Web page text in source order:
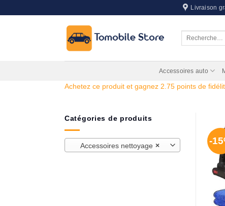
au
Livraison
Accessoires auto
Achetez ce produit et gagnez 2.75 points de
Catégories de produits
×
Accessoires nettoyage -